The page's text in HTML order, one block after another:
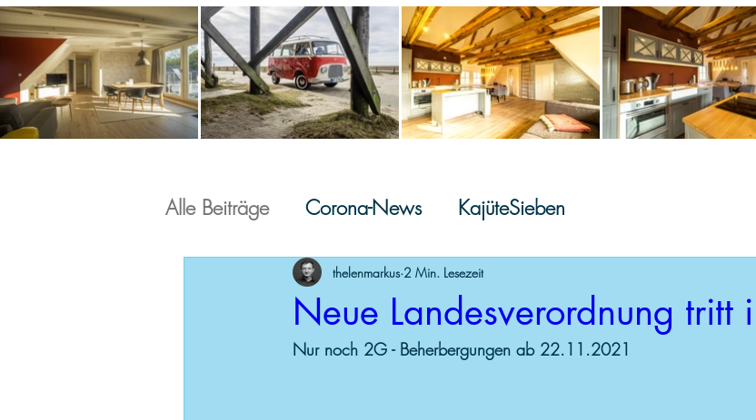
Alle Beiträge
Corona-News KajüteSieben
Neue Landesverordnung tritt
thelenmarkus 2 Min. Lesezeit
Nur noch 2G - Beherbergungen ab 22.11.2021